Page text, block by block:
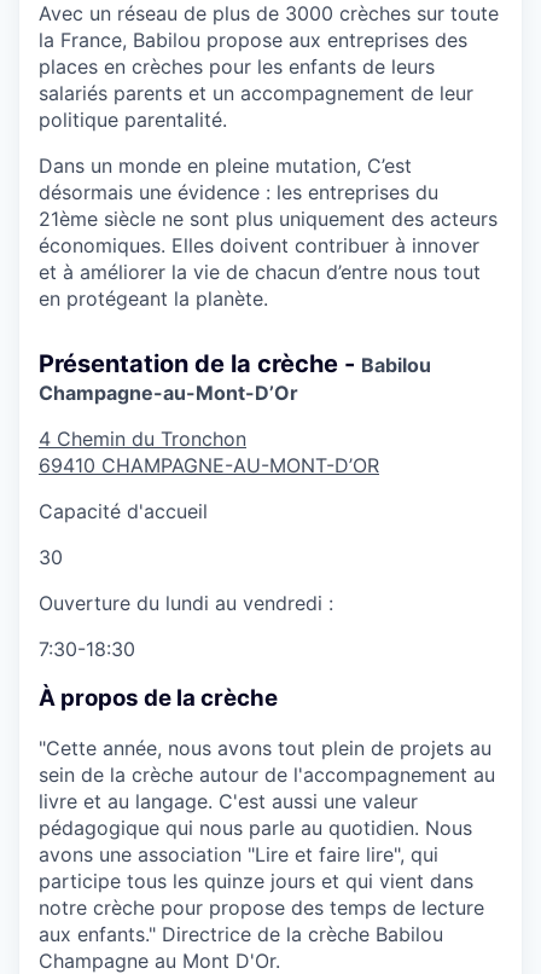
Avec un réseau de plus de 3000 crèches sur toute
la France, Babilou propose aux entreprises des
places en crèches pour les enfants de leurs
salariés parents et un accompagnement de leur
politique parentalité.
Dans un monde en pleine mutation, C’est
désormais une évidence : les entreprises du
21ème siècle ne sont plus uniquement des acteurs
économiques. Elles doivent contribuer à innover
et à améliorer la vie de chacun d’entre nous tout
en protégeant la planète.
Présentation de la crèche - Babilou
Champagne-au-Mont-D’Or
4 Chemin du Tronchon
69410 CHAMPAGNE-AU-MONT-D’OR
Capacité d'accueil
30
Ouverture du lundi au vendredi :
7:30-18:30
À propos de la crèche
"Cette année, nous avons tout plein de projets au
sein de la crèche autour de l'accompagnement au
livre et au langage. C'est aussi une valeur
pédagogique qui nous parle au quotidien. Nous
avons une association "Lire et faire lire", qui
participe tous les quinze jours et qui vient dans
notre crèche pour propose des temps de lecture
aux enfants." Directrice de la crèche Babilou
Champagne au Mont D'Or.